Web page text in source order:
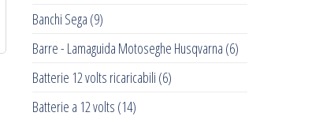
Banchi Sega (9)
Barre - Lamaguida Motoseghe Husqvarna (6)
Batterie 12 volts ricaricabili (6)
Batterie a 12 volts (14)